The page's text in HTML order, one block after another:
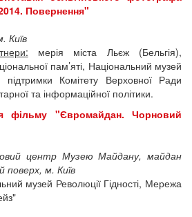
Повернення"
Київ
мерія міста Льєж (Бельгія),
пам’яті, Національний музей
підтримки Комітету Верховної Ради
та інформаційної політики.
фільму "Євромайдан. Чорновий
центр Музею Майдану, майдан
поверх, м. Київ
музей Революції Гідності, Мережа